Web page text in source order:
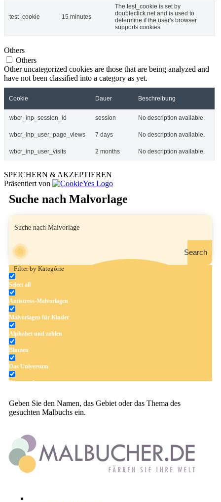
test_cookie 15 minutes
The test_cookie is set by
doubleclick.net and is used to
determine if the user's browser
supports cookies.
Others
Others
Other uncategorized cookies are those that are being analyzed and
have not been classified into a category as yet.
Cookie Dauer Beschreibung
wbcr_inp_session_id session No description available.
wbcr_inp_user_page_views 7 days No description available.
wbcr_inp_user_visits 2 months No description available.
SPEICHERN & AKZEPTIEREN
Präsentiert von
Suche nach Malvorlage
Search
Filter by Kategórie
Select all
Antistress-Malvorlagen
Malvorlagen für Kinder
Alphabet und zahlen
Blumen
Das Universum
Dinosaurier
Früchte und Gemüse
Frühling und Ostern
Haus und Wohnen
Mandalas
Musik und Musikinstrumente
Geben Sie den Namen, das Gebiet oder das Thema des
gesuchten Malbuchs ein.